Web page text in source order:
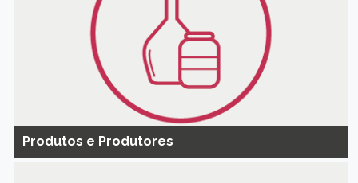
Produtos e Produtores